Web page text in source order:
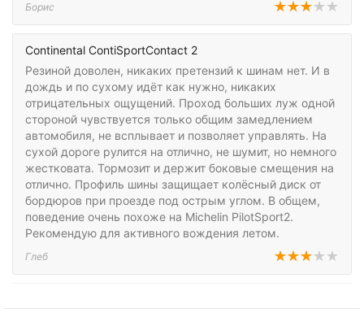
Борис
Continental ContiSportContact 2
Резиной доволен, никаких претензий к шинам нет. И в
дождь и по сухому идёт как нужно, никаких
отрицательных ощущений. Проход больших луж одной
стороной чувствуется только общим замедлением
автомобиля, не всплывает и позволяет управлять. На
сухой дороге рулится на отлично, не шумит, но немного
жестковата. Тормозит и держит боковые смещения на
отлично. Профиль шины защищает колёсный диск от
бордюров при проезде под острым углом. В общем,
поведение очень похоже на Michelin PilotSport2.
Рекомендую для активного вождения летом.
Глеб